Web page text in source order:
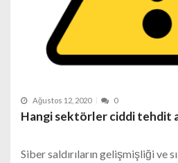
Ağustos 12, 2020 0
Hangi sektörler ciddi tehdit
Siber saldırıların gelişmişliği ve